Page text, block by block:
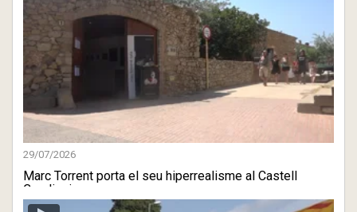
29/07/2026
Marc Torrent porta el seu hiperrealisme al Castell
Carolingi